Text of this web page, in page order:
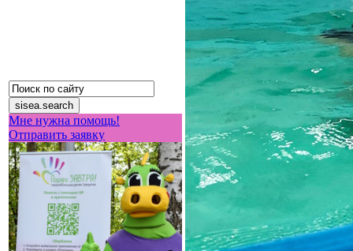
Мне нужна помощь!
Отправить заявку